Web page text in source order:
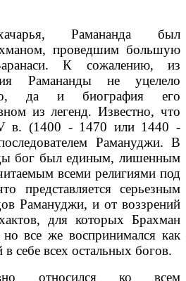
Рамананда был
проведшим большую
К сожалению, из
Рамананды не уцелело
да и биография его
из легенд. Известно, что
в. (1400 - 1470 или 1440 -
Рамануджи. В
бог был единым, лишенным
всеми религиями под
представляется серьезным
Рамануджи, и от воззрений
для которых Брахман
все же воспринимался как
себе всех остальных богов.
относился ко всем